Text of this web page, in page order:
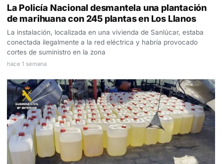
La Policía Nacional desmantela una plantación
de marihuana con 245 plantas en Los Llanos
La instalación, localizada en una vivienda de Sanlúcar, estaba
conectada ilegalmente a la red eléctrica y habría provocado
cortes de suministro en la zona
hace 1 semana